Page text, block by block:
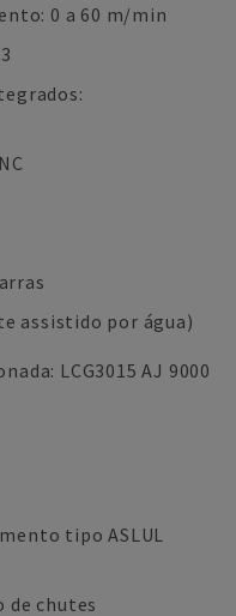
0 a 60 m/min
assistido por água)
LCG3015 AJ 9000
tipo ASLUL
chutes